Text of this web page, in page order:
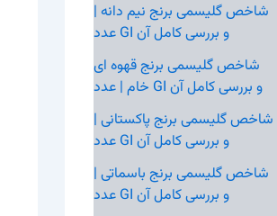
شاخص گلیسمی برنج نیم‌ دانه |
عدد GI و بررسی کامل آن
شاخص گلیسمی برنج قهوه‌ ای
خام | عدد GI و بررسی کامل آن
شاخص گلیسمی برنج پاکستانی |
عدد GI و بررسی کامل آن
شاخص گلیسمی برنج باسماتی |
عدد GI و بررسی کامل آن